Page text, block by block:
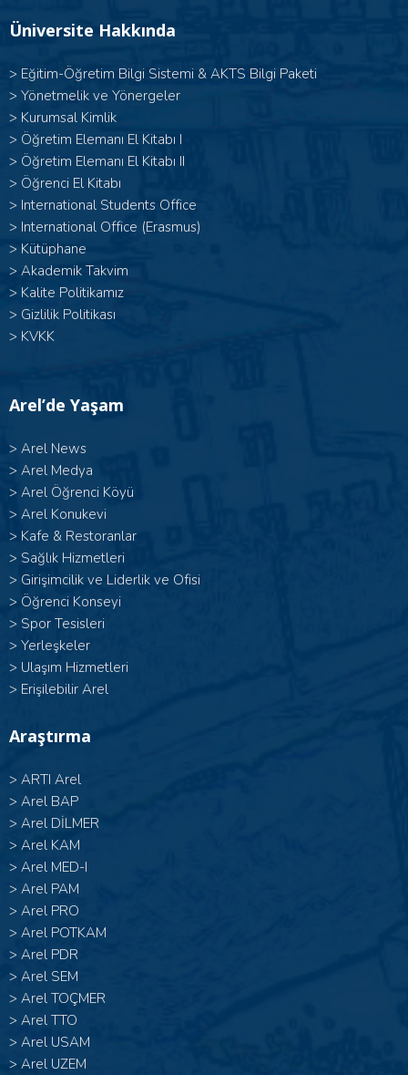
Üniversite Hakkında
> Eğitim-Öğretim Bilgi Sistemi & AKTS Bilgi Paketi
> Yönetmelik ve Yönergeler
> Kurumsal Kimlik
> Öğretim Elemanı El Kitabı I
> Öğretim Elemanı El Kitabı II
> Öğrenci El Kitabı
> International Students Office
> International Office (Erasmus)
> Kütüphane
> Akademik Takvim
> Kalite Politikamız
> Gizlilik Politikası
> KVKK
Arel’de Yaşam
> Arel News
> Arel Medya
> Arel Öğrenci Köyü
> Arel Konukevi
> Kafe & Restoranlar
> Sağlık Hizmetleri
> Girişimcilik ve Liderlik ve Ofisi
> Öğrenci Konseyi
> Spor Tesisleri
> Yerleşkeler
> Ulaşım Hizmetleri
> Erişilebilir Arel
Araştırma
> ARTI Arel
> Arel BAP
> Arel DİLMER
> Arel KAM
> Arel MED-I
> Arel PAM
> Arel PRO
> Arel POTKAM
> Arel PDR
> Arel SEM
> Arel TOÇMER
> Arel TTO
> Arel USAM
> Arel UZEM